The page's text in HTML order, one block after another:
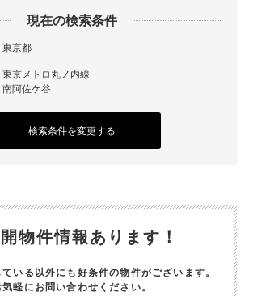
現在の検索条件
東京都
東京メトロ丸ノ内線
南阿佐ケ谷
検索条件を変更する
物件情報あります！
いる以外にも好条件の物件がございます。
気軽にお問い合わせください。